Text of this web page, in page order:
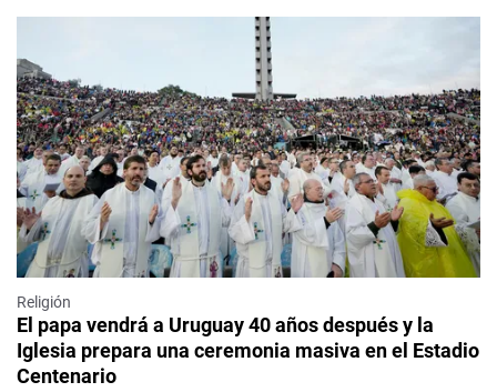
Religión
El papa vendrá a Uruguay 40 años después y la
Iglesia prepara una ceremonia masiva en el Estadio
Centenario